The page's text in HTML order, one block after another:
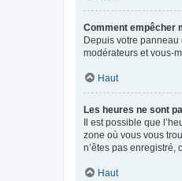
Comment empêcher
Depuis votre panneau
modérateurs et vous-
Haut
Les heures ne sont
Il est possible que
zone où vous vous
n’êtes pas enregistré,
Haut